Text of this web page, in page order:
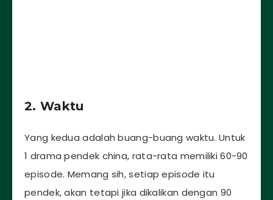
2. Waktu
Yang kedua adalah buang-buang waktu. Untuk
1 drama pendek china, rata-rata memiliki 60-90
episode. Memang sih, setiap episode itu
pendek, akan tetapi jika dikalikan dengan 90